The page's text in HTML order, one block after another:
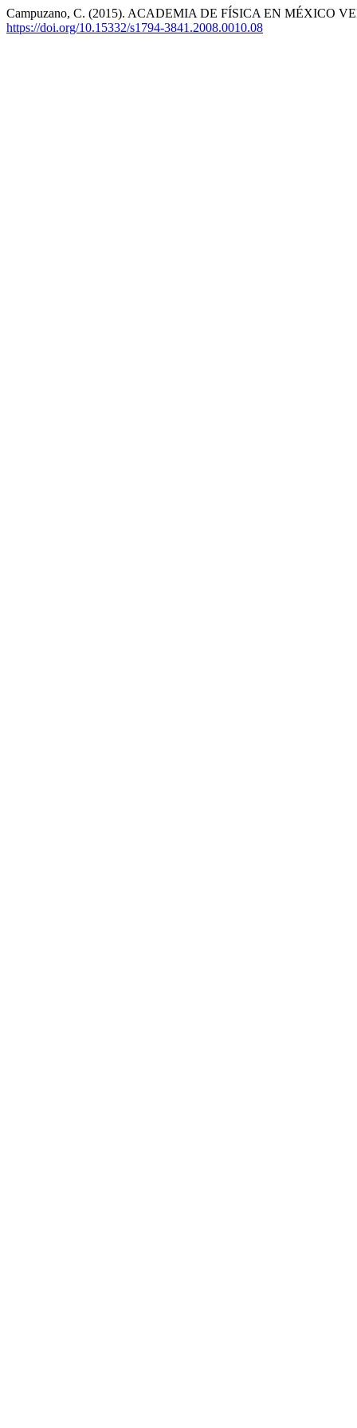
Campuzano, C. (2015). ACADEMIA DE FÍSICA EN MÉXICO
https://doi.org/10.15332/s1794-3841.2008.0010.08